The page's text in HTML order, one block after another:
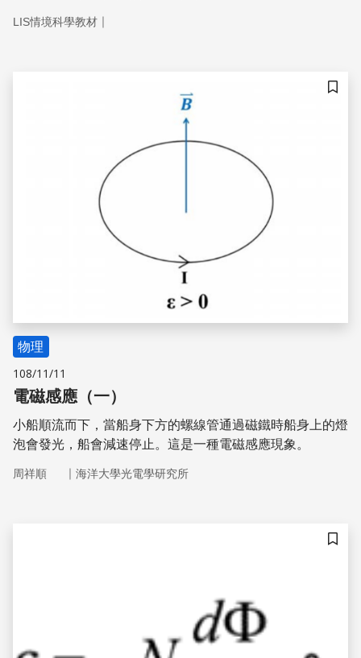
LIS情境科學教材 ｜
儲存
物理
108/11/11
電磁感應（一）
小船順流而下，當船身下方的螺線管通過磁鐵時船身上的燈
泡會發光，船會減速停止。這是一種電磁感應現象。
周祥順 ｜ 海洋大學光電學研究所
儲存